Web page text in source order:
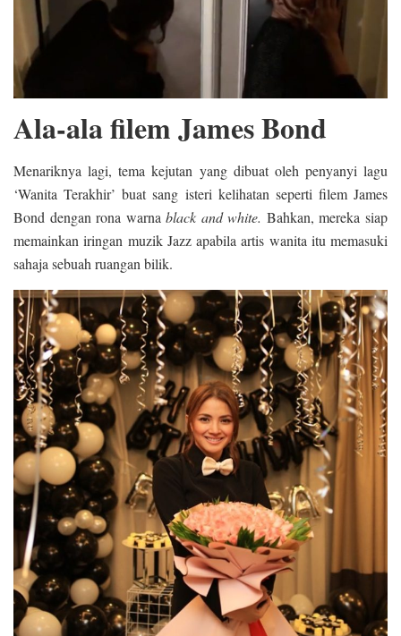
Ala-ala filem James Bond
Menariknya lagi, tema kejutan yang dibuat oleh penyanyi lagu
‘Wanita Terakhir’ buat sang isteri kelihatan seperti filem James
Bond dengan rona warnablack and white. Bahkan, mereka siap
memainkan iringan muzik Jazz apabila artis wanita itu memasuki
sahaja sebuah ruangan bilik.